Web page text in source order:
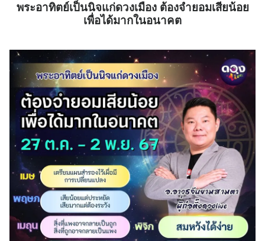
พระอาทิตย์เป็นนิจแก่ดวงเมือง ต้องจำยอมเสียน้อย
เพื่อได้มากในอนาคต